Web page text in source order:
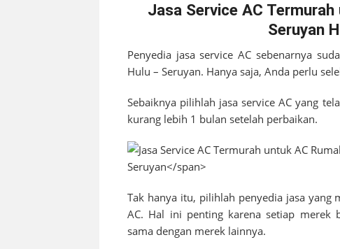
Jasa Service AC
Seruyan
Penyedia jasa service AC sebenarnya
Hulu – Seruyan. Hanya saja, Anda perlu
Sebaiknya pilihlah jasa service AC yang
kurang lebih 1 bulan setelah perbaikan.
Tak hanya itu, pilihlah penyedia jasa yang
AC. Hal ini penting karena setiap merek
sama dengan merek lainnya.